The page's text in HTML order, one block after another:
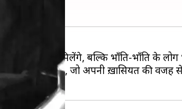
जंतु देखने को मिलेंगे, बल्कि भाँति-भाँति के
बताने जा रहे हैं, जो अपनी ख़ासियत की वजह